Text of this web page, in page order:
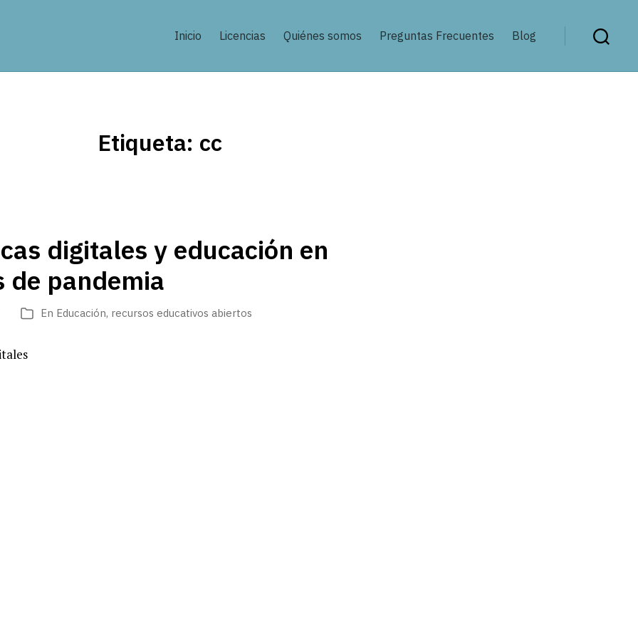
Inicio Licencias Quiénes somos Preguntas Frecuentes Blog
Etiqueta: cc
digitales y educación en
de pandemia
Categorías
En Educación, recursos educativos abiertos